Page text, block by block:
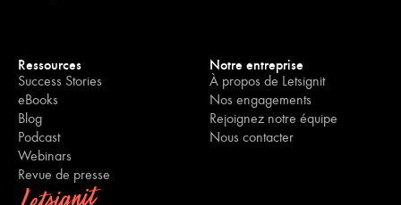
Ressources
Success Stories
eBooks
Blog
Podcast
Webinars
Revue de presse
Notre entreprise
À propos de Letsignit
Nos engagements
Rejoignez notre équipe
Nous contacter